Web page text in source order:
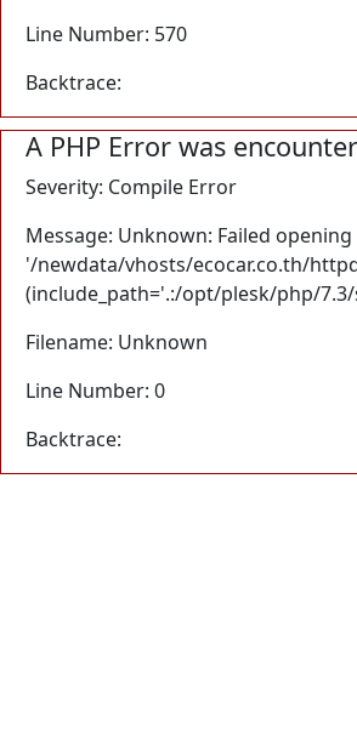
Line Number: 570
Backtrace:
A PHP Error was
Severity: Compile Error
Message: Unknown: Failed
'/newdata/vhosts/ecocar.co.th/
(include_path='.:/opt/plesk/php/
Filename: Unknown
Line Number: 0
Backtrace: